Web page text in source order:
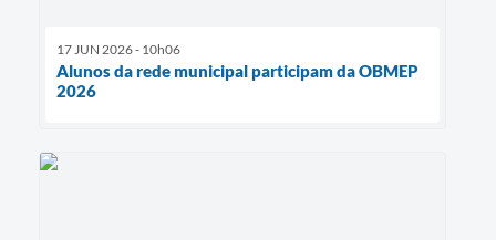
17 JUN 2026 - 10h06
Alunos da rede municipal participam da OBMEP
2026